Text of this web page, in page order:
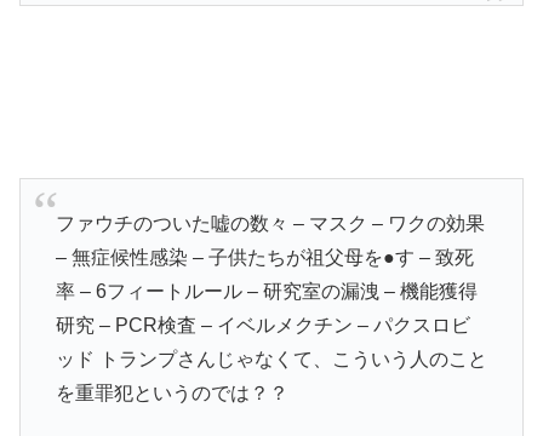
ファウチのついた嘘の数々 – マスク – ワクの効果
– 無症候性感染 – 子供たちが祖父母を●す – 致死
率 – 6フィートルール – 研究室の漏洩 – 機能獲得
研究 – PCR検査 – イベルメクチン – パクスロビ
ッド トランプさんじゃなくて、こういう人のこと
を重罪犯というのでは？？